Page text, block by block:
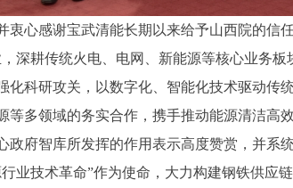
衷心感谢宝武清能长期以来给予山西院的信
深耕传统火电、电网、新能源等核心业务
化科研攻关，以数字化、智能化技术驱动
多领域的务实合作，携手推动能源清洁高
政府智库所发挥的作用表示高度赞赏，并系
业技术革命”作为使命，大力构建钢铁供